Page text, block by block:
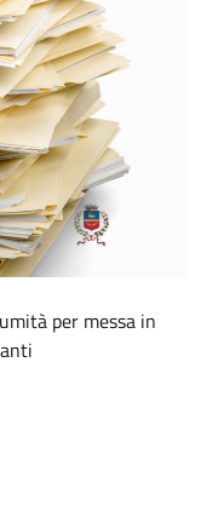
per messa in